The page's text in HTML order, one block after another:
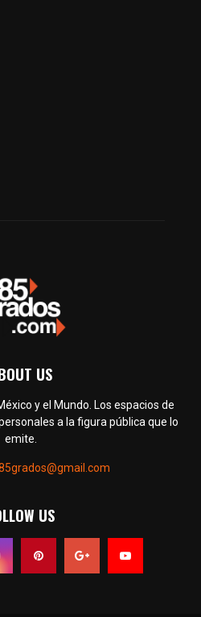
US
y el Mundo. Los espacios de
a la figura pública que lo
emite.
US